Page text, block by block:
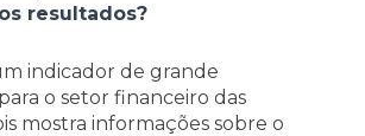
resultados?
indicador de grande
o setor financeiro das
mostra informações sobre o